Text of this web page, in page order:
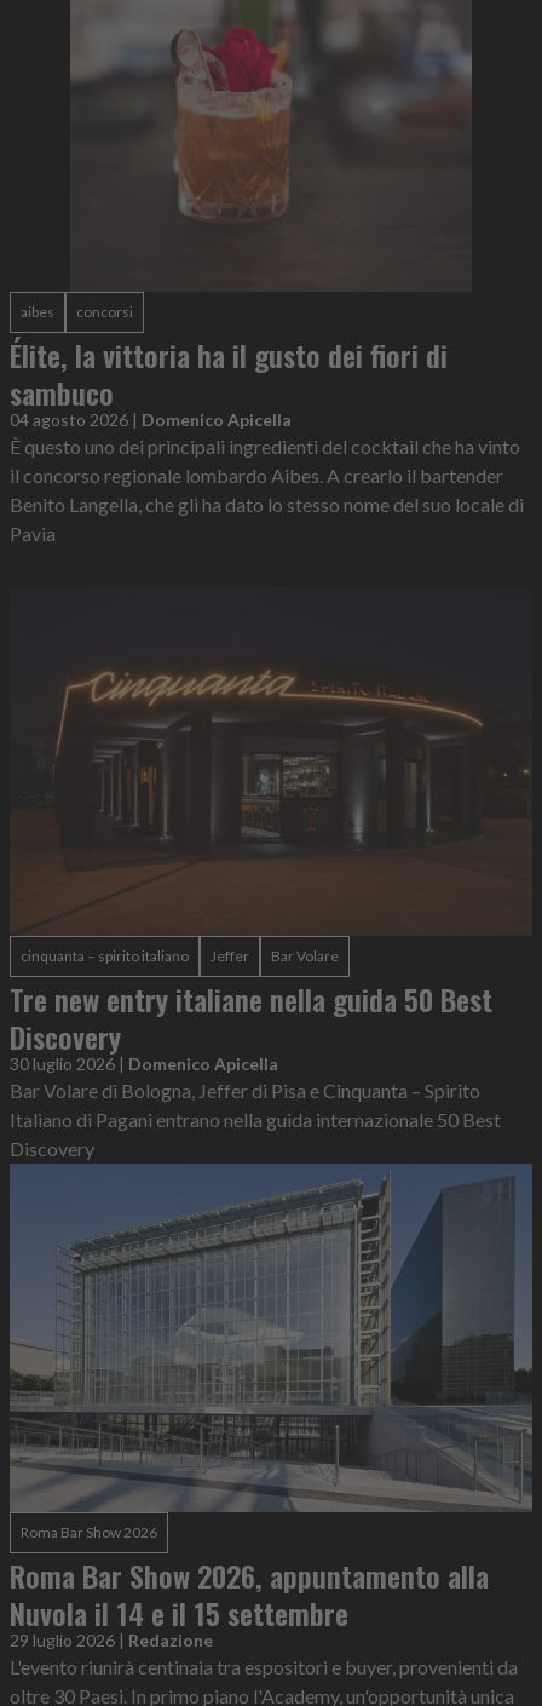
aibes concorsi
Élite, la vittoria ha il gusto dei fiori di
sambuco
04 agosto 2026 | Domenico Apicella
È questo uno dei principali ingredienti del cocktail che ha vinto
il concorso regionale lombardo Aibes. A crearlo il bartender
Benito Langella, che gli ha dato lo stesso nome del suo locale di
Pavia
cinquanta – spirito italiano Jeffer Bar Volare
Tre new entry italiane nella guida 50 Best
Discovery
30 luglio 2026 | Domenico Apicella
Bar Volare di Bologna, Jeffer di Pisa e Cinquanta – Spirito
Italiano di Pagani entrano nella guida internazionale 50 Best
Discovery
Roma Bar Show 2026
Roma Bar Show 2026, appuntamento alla
Nuvola il 14 e il 15 settembre
29 luglio 2026 | Redazione
L'evento riunirà centinaia tra espositori e buyer, provenienti da
oltre 30 Paesi. In primo piano l'Academy, un'opportunità unica